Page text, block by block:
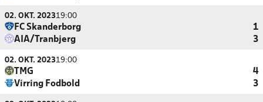
02. OKT. 202319:00
FC Skanderborg
1
AIA/Tranbjerg
3
02. OKT. 202319:00
TMG
4
Virring Fodbold
3